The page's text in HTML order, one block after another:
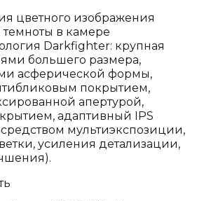
цветного изображения
в камере
Darkfighter: крупная
большего размера,
асферической формы,
покрытием,
апертурой,
адаптивный IPS
мультиэкспозиции,
усиления детализации,